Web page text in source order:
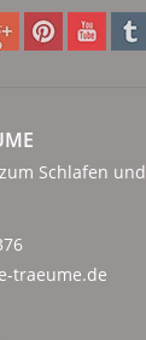
Schlafen und
traeume.de